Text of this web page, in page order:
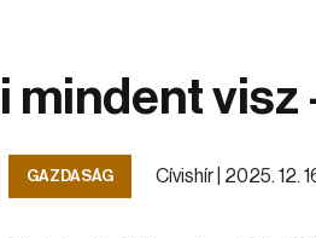
mindent
GAZDASÁG Cívishír | 2025. 12.